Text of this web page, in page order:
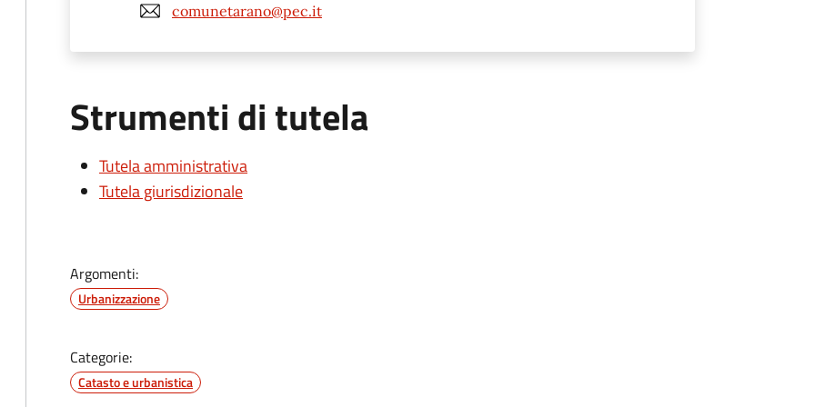
comunetarano@pec.it
Strumenti di tutela
Tutela amministrativa
Tutela giurisdizionale
Argomenti:
Urbanizzazione
Categorie:
Catasto e urbanistica